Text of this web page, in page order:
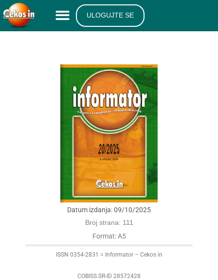
ULOGUJTE SE
Datum izdanja:09/10/2025
Broj strana: 111
Format: A5
ISSN 0354-2831 = Informator – Cekos in
COBISS.SR-ID 28572428